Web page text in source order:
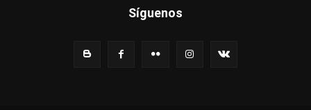
Síguenos